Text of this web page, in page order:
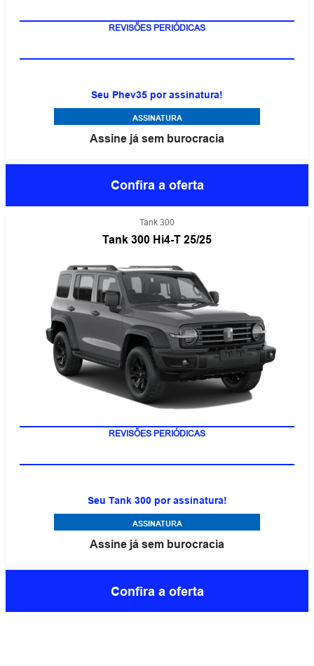
REVISÕES PERIÓDICAS
Seu Phev35 por assinatura!
ASSINATURA
Assine já sem burocracia
Confira a oferta
Tank 300
Tank 300 Hi4-T 25/25
REVISÕES PERIÓDICAS
Seu Tank 300 por assinatura!
ASSINATURA
Assine já sem burocracia
Confira a oferta